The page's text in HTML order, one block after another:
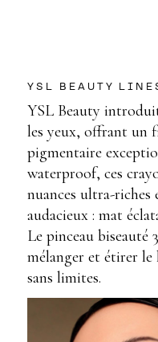
YSL BEAUTY
YSL Beauty
les yeux, offrant un
pigmentaire
waterproof, ces
nuances ultra-
audacieux : mat
Le pinceau biseauté
mélanger et étirer
sans limites.